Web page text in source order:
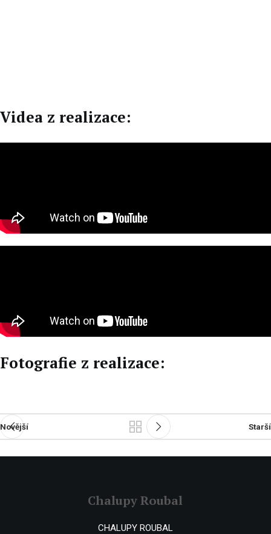
Videa z realizace:
Fotografie z realizace:
Novější Starší
Chalupy Roubal
CHALUPY ROUBAL